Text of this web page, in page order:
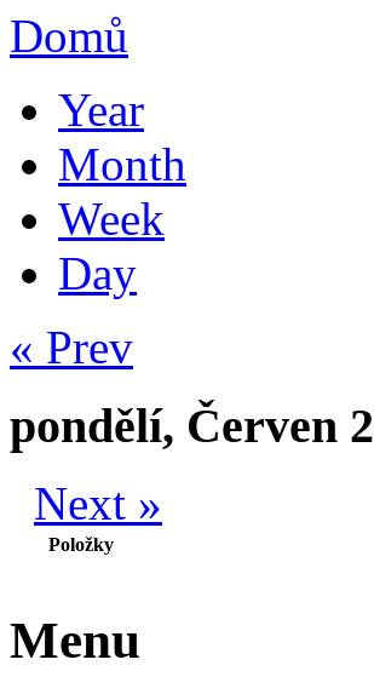
Domů
Year
Month
Week
Day
« Prev
pondělí, Červen
Next »
Položky
Menu